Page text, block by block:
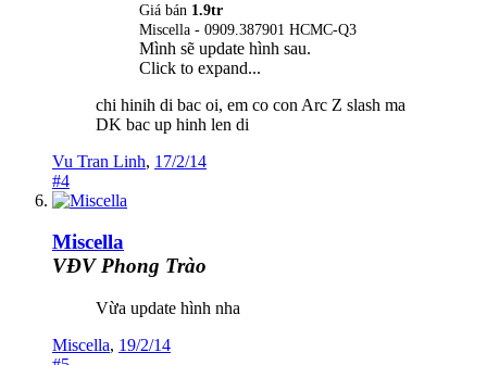
Giá bán 1.9tr
Miscella - 0909.387901 HCMC-Q3
Mình sẽ update hình sau.
Click to expand...
chi hinih di bac oi, em co con Arc Z slash ma
DK bac up hinh len di
Vu Tran Linh, 17/2/14
#4
Miscella
VĐV Phong Trào
Vừa update hình nha
Miscella, 19/2/14